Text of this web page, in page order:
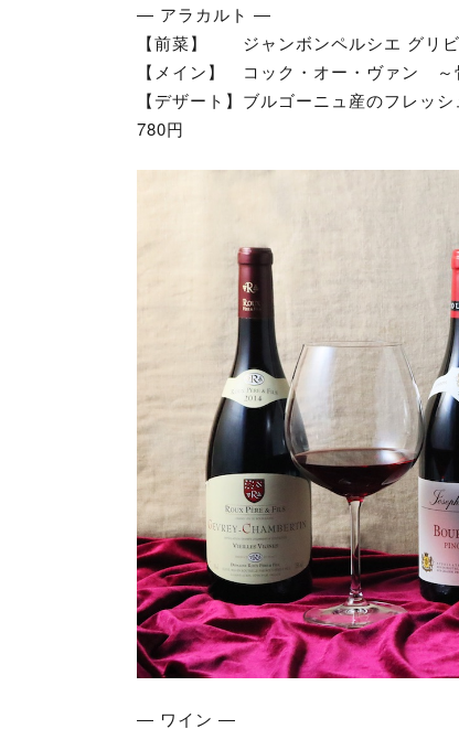
― アラカルト ―
【前菜】 ジャンボンペルシエ グリ
【メイン】 コック・オー・ヴァン
【デザート】ブルゴーニュ産のフレ
780円
― ワイン ―